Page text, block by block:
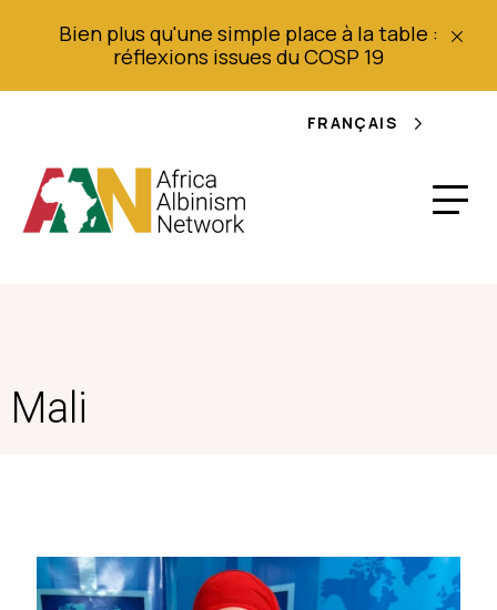
Bien plus qu'une simple place à la table :
réflexions issues du COSP 19
FRANÇAIS
Mali